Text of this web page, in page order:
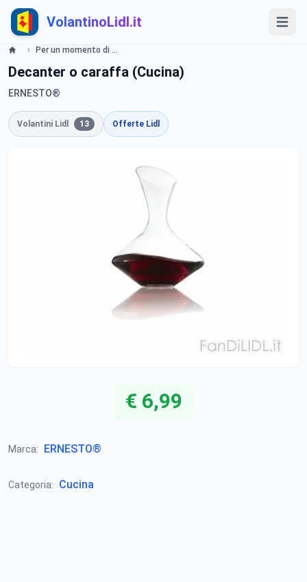
VolantinoLidl.it
Per un momento di Vino valide dal 10 novembre 2014 Volantino LIDL Lidl
Decanter o caraffa (Cucina)
ERNESTO®
Volantini Lidl 13 Offerte Lidl
€ 6,99
Marca: ERNESTO®
Categoria: Cucina